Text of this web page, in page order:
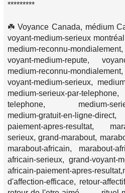
*********
☘️ Voyance Canada, médium
voyant-medium-serieux
medium-reconnu-
voyant-medium-repute,
medium-reconnu-
voyant-medium-serieux,
medium-serieux-par-
telephone, medium-
medium-gratuit-en-ligne-
paiement-apres-resultat,
serieux, grand-marabout,
marabout-africain, marabout-
africain-serieux, grand-voyant-
africain-paiement-apres-
d'affection-efficace, retour-